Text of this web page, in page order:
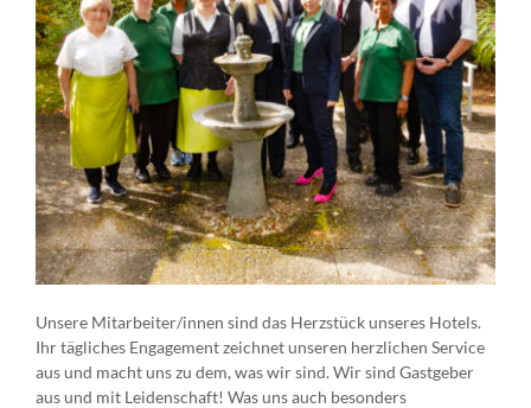
Unsere Mitarbeiter/innen sind das Herzstück unseres Hotels.
Ihr tägliches Engagement zeichnet unseren herzlichen Service
aus und macht uns zu dem, was wir sind. Wir sind Gastgeber
aus und mit Leidenschaft! Was uns auch besonders